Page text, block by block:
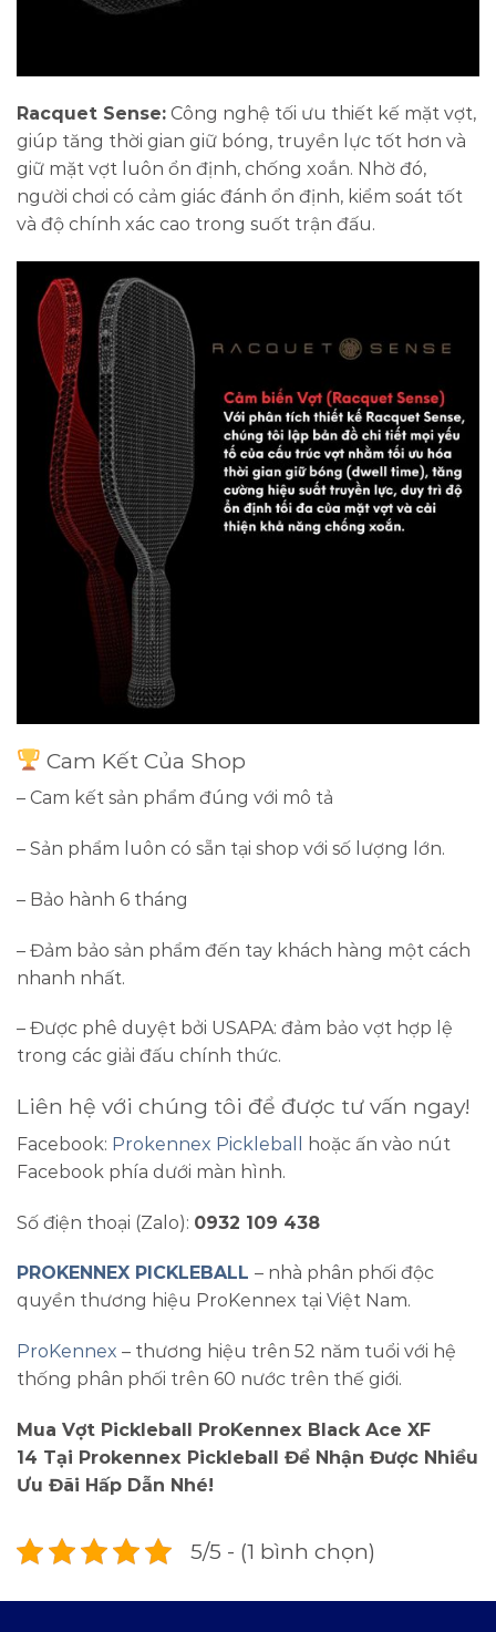
Racquet Sense: Công nghệ tối ưu thiết kế mặt vợt,
giúp tăng thời gian giữ bóng, truyền lực tốt hơn và
giữ mặt vợt luôn ổn định, chống xoắn. Nhờ đó,
người chơi có cảm giác đánh ổn định, kiểm soát tốt
và độ chính xác cao trong suốt trận đấu.
Cam Kết Của Shop
– Cam kết sản phẩm đúng với mô tả
– Sản phẩm luôn có sẵn tại shop với số lượng lớn.
– Bảo hành 6 tháng
– Đảm bảo sản phẩm đến tay khách hàng một cách
nhanh nhất.
– Được phê duyệt bởi USAPA: đảm bảo vợt hợp lệ
trong các giải đấu chính thức.
Liên hệ với chúng tôi để được tư vấn ngay!
Facebook: Prokennex Pickleball
hoặc ấn vào nút
Facebook phía dưới màn hình.
Số điện thoại (Zalo): 0932 109 438
PROKENNEX PICKLEBALL – nhà phân phối độc
quyền thương hiệu ProKennex tại Việt Nam.
ProKennex – thương hiệu trên 52 năm tuổi với hệ
thống phân phối trên 60 nước trên thế giới.
Mua Vợt Pickleball ProKennex Black Ace XF
14 Tại Prokennex Pickleball Để Nhận Được Nhiều
Ưu Đãi Hấp Dẫn Nhé!
5/5 - (1 bình chọn)